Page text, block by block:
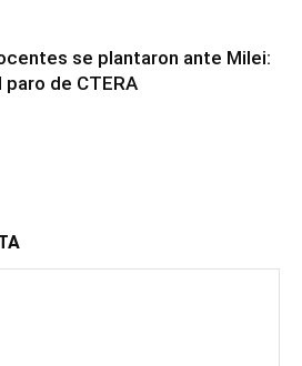
se plantaron ante Milei:
paro de CTERA